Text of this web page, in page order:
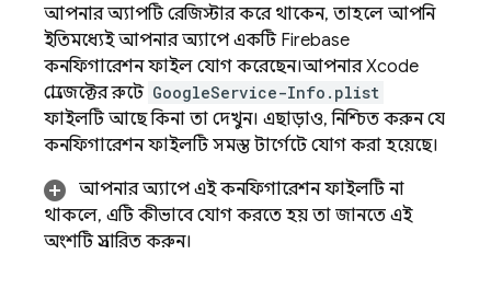
আপনার অ্যাপটি রেজিস্টার করে থাকেন, তাহলে আপনি
ইতিমধ্যেই আপনার অ্যাপে একটি Firebase
কনফিগারেশন ফাইল যোগ করেছেন।আপনার Xcode
প্রোজেক্টের রুটে GoogleService-Info.plist
ফাইলটি আছে কিনা তা দেখুন। এছাড়াও, নিশ্চিত করুন যে
কনফিগারেশন ফাইলটি সমস্ত টার্গেটে যোগ করা হয়েছে।
আপনার অ্যাপে এই কনফিগারেশন ফাইলটি না
থাকলে, এটি কীভাবে যোগ করতে হয় তা জানতে এই
অংশটি প্রসারিত করুন।